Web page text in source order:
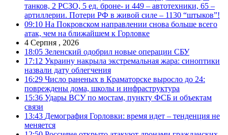
танков, 2 РСЗО, 5 ед. броне- и 449 – автотехники, 65 –
артиллерии. Потери РФ в живой силе – 1130 “штыков”!
09:10 На Покровском направлении снова больше всего
атак, чем на ближайшем к Горловке
4 Серпня , 2026
18:05 Зеленский одобрил новые операции СБУ
17:12 Украину накрыла экстремальная жара: синоптики
назвали дату облегчения
16:29 Число раненых в Краматорске выросло до 24:
повреждены дома, школы и инфраструктура
15:36 Удары ВСУ по мостам, пункту ФСБ и объектам
связи
13:43 Демография Горловки: время идет – тенденция не
меняется